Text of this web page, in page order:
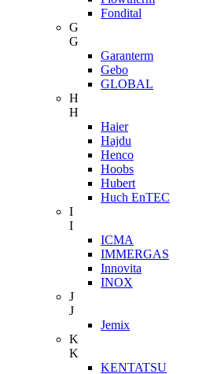
Fondital
G
G
Garanterm
Gebo
GLOBAL
H
H
Haier
Hajdu
Henco
Hoobs
Hubert
Huch EnTEC
I
I
ICMA
IMMERGAS
Innovita
INOX
J
J
Jemix
K
K
KENTATSU